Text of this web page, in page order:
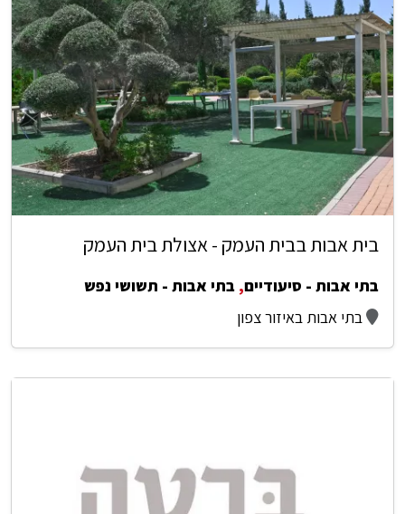
בית אבות בבית העמק - אצולת בית העמק
בתי אבות - סיעודיים, בתי אבות - תשושי נפש
בתי אבות באיזור צפון